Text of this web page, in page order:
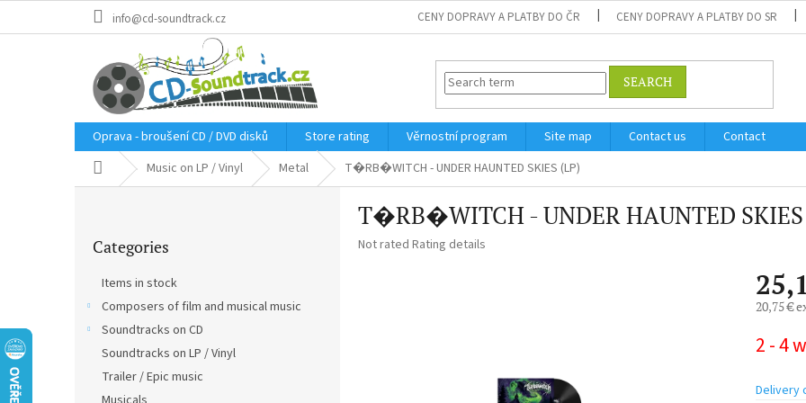
info@cd-soundtrack.cz CENY DOPRAVY A PLATBY DO ČR CENY DOPRAVY A PLATBY DO SR
SEARCH
Oprava - broušení CD / DVD disků Store rating Věrnostní program Site map Contact us
Contact
Home Music on LP / Vinyl Metal T�RB�WITCH - UNDER HAUNTED SKIES (LP)
categories
Categories
Items in stock
Composers of film and musical music
Soundtracks on CD
Soundtracks on LP / Vinyl
Trailer / Epic music
T�RB�WITCH - UNDER HAUNTED
The
Not rated Rating details
20,75 €
price:
2 - 4
Delivery